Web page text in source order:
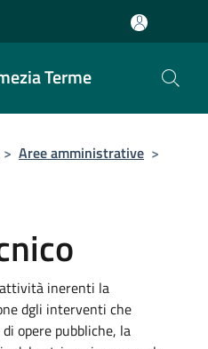
Terme
> Aree amministrative >
inerenti la
dgli interventi che
opere pubbliche, la